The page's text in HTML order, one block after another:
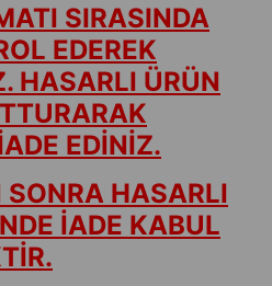
SIRASINDA
EDEREK
HASARLI ÜRÜN
EDİNİZ.
HASARLI
İADE KABUL